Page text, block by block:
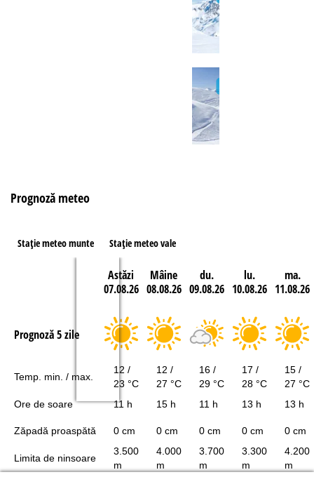
Prognoză meteo
Staţie meteo munte Staţie meteo vale
Astăzi
07.08.26
Mâine
08.08.26
du.
09.08.26
lu.
10.08.26
ma.
11.08.26
Prognoză 5 zile
Temp. min. / max.
12 /
23 °C
12 /
27 °C
16 /
29 °C
17 /
28 °C
15 /
27 °C
Ore de soare
11 h 15 h 11 h 13 h 13 h
Zăpadă proaspătă 0 cm 0 cm 0 cm 0 cm 0 cm
Limita de ninsoare
3.500
m
4.000
m
3.700
m
3.300
m
4.200
m